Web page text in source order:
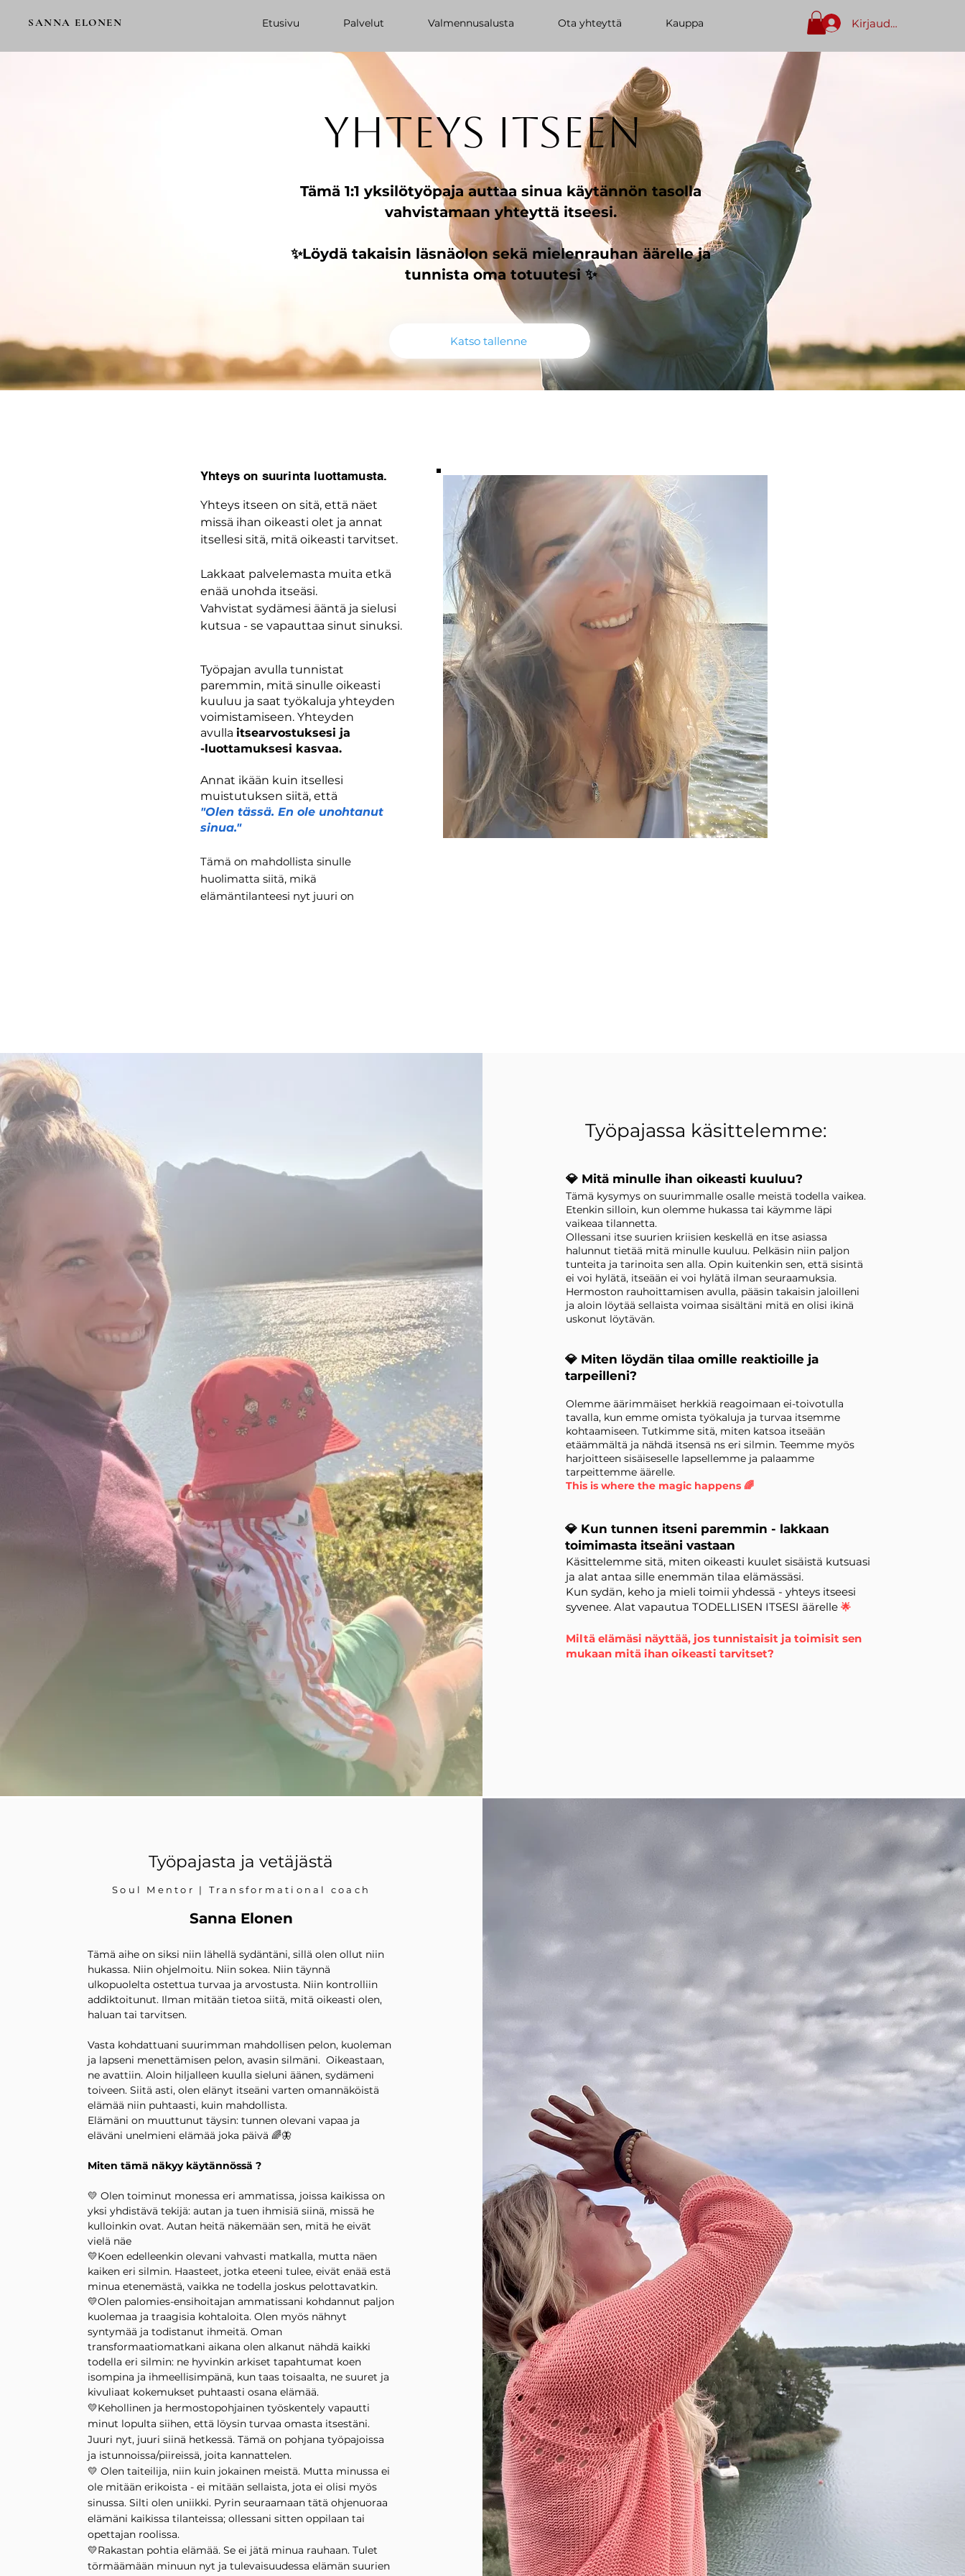
SANNA ELONEN Etusivu Palvelut Valmennusalusta Ota yhteyttä Kauppa Kirjaudu sisään
YHTEYS ITSEEN
​Tämä 1:1 yksilötyöpaja auttaa sinua käytännön tasolla
vahvistamaan yhteyttä itseesi.
✨Löydä takaisin läsnäolon sekä mielenrauhan äärelle ja
tunnista oma totuutesi ✨
Katso tallenne
Yhteys on suurinta luottamusta.
Yhteys itseen on sitä, että näet
missä ihan oikeasti olet ja annat
itsellesi sitä, mitä oikeasti tarvitset.
Lakkaat palvelemasta muita etkä
enää unohda itseäsi.
Vahvistat sydämesi ääntä ja sielusi
kutsua - se vapauttaa sinut sinuksi.
Työpajan avulla tunnistat
paremmin, mitä sinulle oikeasti
kuuluu ja saat työkaluja yhteyden
voimistamiseen. Yhteyden
avulla itsearvostuksesi ja
-luottamuksesi kasvaa.
Annat ikään kuin itsellesi
muistutuksen siitä, että
"Olen tässä. En ole unohtanut
sinua."
Tämä on mahdollista sinulle
huolimatta siitä, mikä
elämäntilanteesi nyt juuri on
Työpajassa käsittelemme:
💎 Mitä minulle ihan oikeasti kuuluu?
Tämä kysymys on suurimmalle osalle meistä todella vaikea.
Etenkin silloin, kun olemme hukassa tai käymme läpi
vaikeaa tilannetta.
Ollessani itse suurien kriisien keskellä en itse asiassa
halunnut tietää mitä minulle kuuluu. Pelkäsin niin paljon
tunteita ja tarinoita sen alla. Opin kuitenkin sen, että sisintä
ei voi hylätä, itseään ei voi hylätä ilman seuraamuksia.
Hermoston rauhoittamisen avulla, pääsin takaisin jaloilleni
ja aloin löytää sellaista voimaa sisältäni mitä en olisi ikinä
uskonut löytävän.
​💎 Miten löydän tilaa omille reaktioille ja
tarpeilleni?
Olemme äärimmäiset herkkiä reagoimaan ei-toivotulla
tavalla, kun emme omista työkaluja ja turvaa itsemme
kohtaamiseen. Tutkimme sitä, miten katsoa itseään
etäämmältä ja nähdä itsensä ns eri silmin. Teemme myös
harjoitteen sisäiseselle lapsellemme ja palaamme
tarpeittemme äärelle.
This is where the magic happens 🌈
💎 Kun tunnen itseni paremmin - lakkaan
toimimasta itseäni vastaan
Käsittelemme sitä, miten oikeasti kuulet sisäistä kutsuasi
ja alat antaa sille enemmän tilaa elämässäsi.
Kun sydän, keho ja mieli toimii yhdessä - yhteys itseesi
syvenee. Alat vapautua TODELLISEN ITSESI äärelle 🌟
Miltä elämäsi näyttää, jos tunnistaisit ja toimisit sen
mukaan mitä ihan oikeasti tarvitset?
Työpajasta ja vetäjästä
Soul Mentor | Transformational coach
Sanna Elonen
Tämä aihe on siksi niin lähellä sydäntäni, sillä olen ollut niin
hukassa. Niin ohjelmoitu. Niin sokea. Niin täynnä
ulkopuolelta ostettua turvaa ja arvostusta. Niin kontrolliin
addiktoitunut. Ilman mitään tietoa siitä, mitä oikeasti olen,
haluan tai tarvitsen.
Vasta kohdattuani suurimman mahdollisen pelon, kuoleman
ja lapseni menettämisen pelon, avasin silmäni. Oikeastaan,
ne avattiin. Aloin hiljalleen kuulla sieluni äänen, sydämeni
toiveen. Siitä asti, olen elänyt itseäni varten omannäköistä
elämää niin puhtaasti, kuin mahdollista.
Elämäni on muuttunut täysin: tunnen olevani vapaa ja
eläväni unelmieni elämää joka päivä 🌈🦋
Miten tämä näkyy käytännössä ?
💛 Olen toiminut monessa eri ammatissa, joissa kaikissa on
yksi yhdistävä tekijä: autan ja tuen ihmisiä siinä, missä he
kulloinkin ovat. Autan heitä näkemään sen, mitä he eivät
vielä näe
💛Koen edelleenkin olevani vahvasti matkalla, mutta näen
kaiken eri silmin. Haasteet, jotka eteeni tulee, eivät enää estä
minua etenemästä, vaikka ne todella joskus pelottavatkin.
💛Olen palomies-ensihoitajan ammatissani kohdannut paljon
kuolemaa ja traagisia kohtaloita. Olen myös nähnyt
syntymää ja todistanut ihmeitä. Oman
transformaatiomatkani aikana olen alkanut nähdä kaikki
todella eri silmin: ne hyvinkin arkiset tapahtumat koen
isompina ja ihmeellisimpänä, kun taas toisaalta, ne suuret ja
kivuliaat kokemukset puhtaasti osana elämää.
💛Kehollinen ja hermostopohjainen työskentely vapautti
minut lopulta siihen, että löysin turvaa omasta itsestäni.
Juuri nyt, juuri siinä hetkessä. Tämä on pohjana työpajoissa
ja istunnoissa/piireissä, joita kannattelen.
💛 Olen taiteilija, niin kuin jokainen meistä. Mutta minussa ei
ole mitään erikoista - ei mitään sellaista, jota ei olisi myös
sinussa. Silti olen uniikki. Pyrin seuraamaan tätä ohjenuoraa
elämäni kaikissa tilanteissa; ollessani sitten oppilaan tai
opettajan roolissa.
💛Rakastan pohtia elämää. Se ei jätä minua rauhaan. Tulet
törmäämään minuun nyt ja tulevaisuudessa elämän suurien